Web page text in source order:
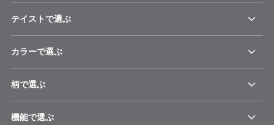
テイストで選ぶ
カラーで選ぶ
柄で選ぶ
機能で選ぶ